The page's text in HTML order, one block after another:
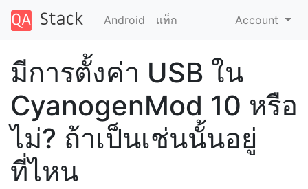
Android แท็ก Account
มีการตั้งค่า USB ใน
CyanogenMod 10 หรือ
ไม่? ถ้าเป็นเช่นนั้นอยู่
ที่ไหน